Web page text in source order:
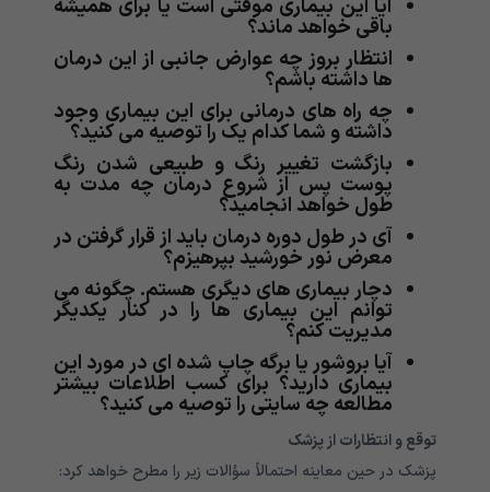
آیا این بیماری موقتی است یا برای همیشه
باقی خواهد ماند؟
انتظار بروز چه عوارض جانبی از این درمان
ها داشته باشم؟
چه راه های درمانی برای این بیماری وجود
داشته و شما کدام یک را توصیه می کنید؟
بازگشت تغییر رنگ و طبیعی شدن رنگ
پوست پس از شروع درمان چه مدت به
طول خواهد انجامید؟
آی در طول دوره درمان باید از قرار گرفتن در
معرض نور خورشید بپرهیزم؟
دچار بیماری های دیگری هستم. چگونه می
توانم این بیماری ها را در کنار یکدیگر
مدیریت کنم؟
آیا بروشور یا برگه چاپ شده ای در مورد این
بیماری دارید؟ برای کسب اطلاعات بیشتر
مطالعه چه سایتی را توصیه می کنید؟
توقع و انتظارات از پزشک
پزشک در حین معاینه احتمالاً سؤالات زیر را مطرح خواهد کرد: